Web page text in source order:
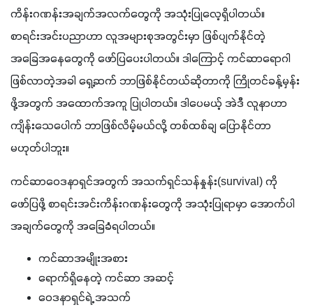
ကိန်းဂဏန်းအချက်အလက်တွေကို အသုံးပြုလေ့ရှိပါတယ်။
စာရင်းအင်းပညာဟာ လူအများစုအတွင်းမှာ ဖြစ်ပျက်နိုင်တဲ့
အခြေအနေတွေကို ဖော်ပြပေးပါတယ်။ ဒါကြောင့် ကင်ဆာရောဂါ
ဖြစ်လာတဲ့အခါ ရှေ့ဆက် ဘာဖြစ်နိုင်တယ်ဆိုတာကို ကြိုတင်ခန့်မှန်း
ဖို့အတွက် အထောက်အကူ ပြုပါတယ်။ ဒါပေမယ့် အဲဒီ လူနာဟာ
ကျိန်းသေပေါက် ဘာဖြစ်လိမ့်မယ်လို့ တစ်ထစ်ချ ပြောနိုင်တာ
မဟုတ်ပါဘူး။
ကင်ဆာဝေဒနာရှင်အတွက် အသက်ရှင်သန်နှုန်း(survival) ကို
ဖော်ပြဖို့ စာရင်းအင်းကိန်းဂဏန်းတွေကို အသုံးပြုရာမှာ အောက်ပါ
အချက်တွေကို အခြေခံရပါတယ်။
ကင်ဆာအမျိုးအစား
ရောက်ရှိနေတဲ့ ကင်ဆာ အဆင့်
ဝေဒနာရှင်ရဲ့ အသက်